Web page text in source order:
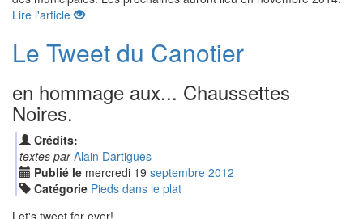
Lire l'article
Le Tweet du Canotier
en hommage aux... Chaussettes
Noires.
Crédits:
textes par Alain Dartigues
Publié le mercredi 19 septembre 2012
Catégorie Pieds dans le plat
Let's tweet for ever!